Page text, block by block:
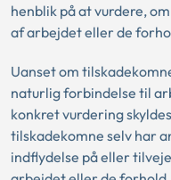
henblik på at vurdere,
af arbejdet eller de
Uanset om
naturlig forbindelse til
konkret vurdering
tilskadekomne selv har
indflydelse på eller